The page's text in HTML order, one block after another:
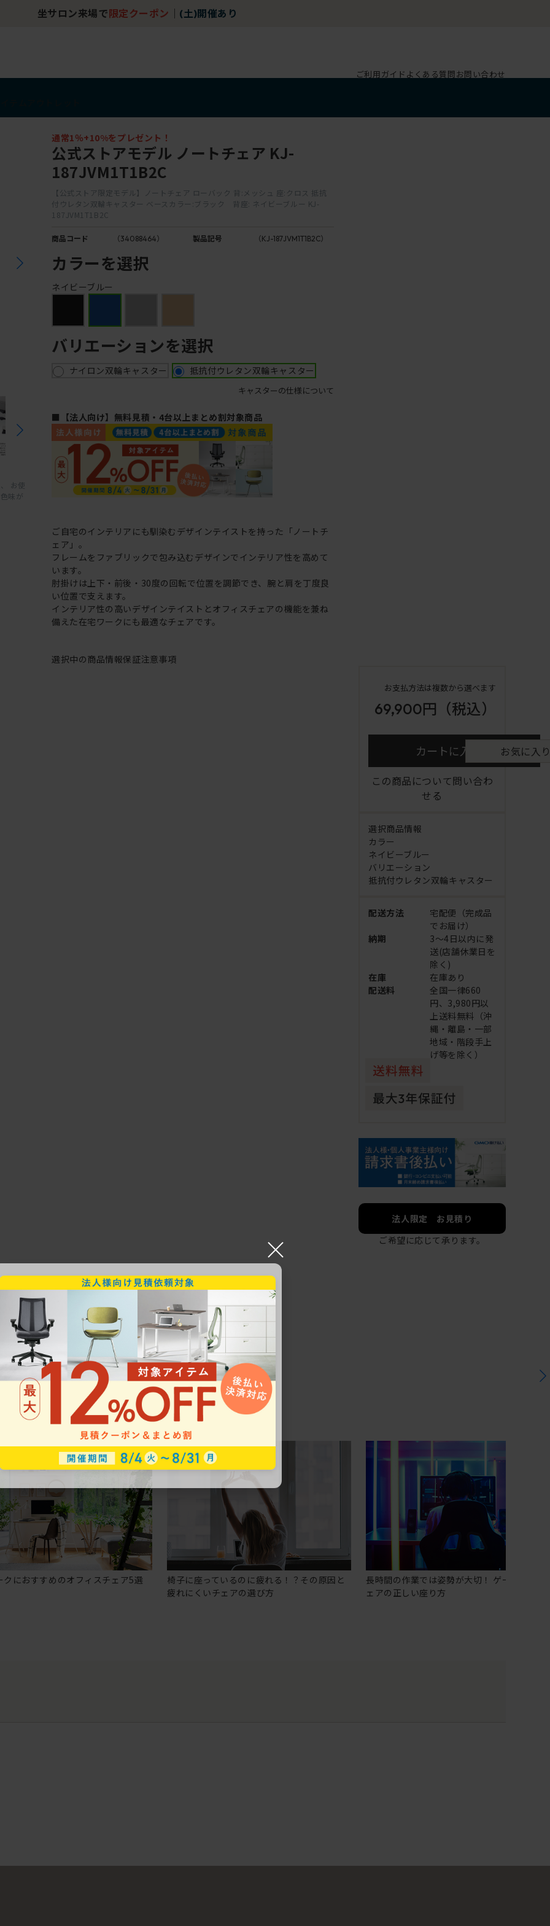
坐サロン来場で 限定クーポン (土)開催あり
ご利用ガイド よくある質問お問い合わせ
お使
味が
通常1％+10%をプレゼント！
公式ストアモデル ノートチェア KJ-
187JVM1T1B2C
【公式ストア限定モデル】ノートチェア ローバック 背:メッシュ 座:クロス 抵抗
付ウレタン双輪キャスター ベースカラー:ブラック 背座: ネイビーブルー KJ-
187JVM1T1B2C
商品コード （34088464） 製品記号 （KJ-187JVM1T1B2C）
カラーを選択
ネイビーブルー
バリエーションを選択
ナイロン双輪キャスター 抵抗付ウレタン双輪キャスター
キャスターの仕様について
■【法人向け】無料見積・4台以上まとめ割対象商品
ご自宅のインテリアにも馴染むデザインテイストを持った「ノートチ
ェア」。
フレームをファブリックで包み込むデザインでインテリア性を高めて
います。
肘掛けは上下・前後・30度の回転で位置を調節でき、腕と肩を丁度良
い位置で支えます。
インテリア性の高いデザインテイストとオフィスチェアの機能を兼ね
備えた在宅ワークにも最適なチェアです。
選択中の商品情報保証注意事項
お支払方法は複数から選べます
69,900円 （税込）
カートに入れる お気に入
この商品について問い合わ
せる
選択商品情報
カラー
ネイビーブルー
バリエーション
抵抗付ウレタン双輪キャスター
配送方法
宅配便（完成品
でお届け）
納期
3～4日以内に発
送(店舗休業日を
除く)
在庫
在庫あり
配送料
全国一律660
円、3,980円以
上送料無料（沖
縄・離島・一部
地域・階段手上
げ等を除く）
法人限定 お見積り
ご希望に応じて承ります。
クにおすすめのオフィスチェア5選
椅子に座っているのに疲れる！？その原因と
疲れにくいチェアの選び方
長時間の作業では姿勢が大切！ ゲーミングチ
ェアの正しい座り方
×